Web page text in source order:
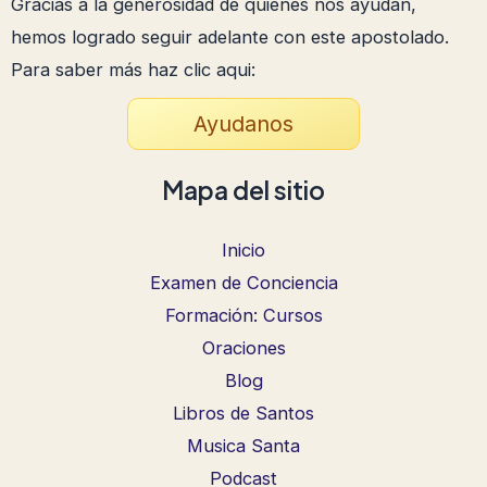
hemos logrado seguir adelante con este apostolado.
Para saber más haz clic aqui:
Ayudanos
Mapa del sitio
Inicio
Examen de Conciencia
Formación: Cursos
Oraciones
Blog
Libros de Santos
Musica Santa
Podcast